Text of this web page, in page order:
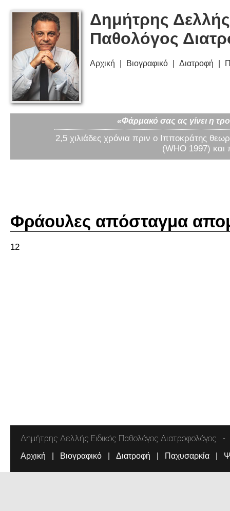
Δημήτρης
Παθολόγος
Αρχική Βιογραφικό Διατροφή
«Φάρμακό σας ας γίνει η
2,5 χιλιάδες χρόνια πριν ο Ιπποκράτης
(WHO 1997) και
Φράουλες απόσταγμα
12
Δημήτρης Δελλής Ειδικός Παθολόγος Διατροφολόγος
Αρχική Βιογραφικό Διατροφή Παχυσαρκία